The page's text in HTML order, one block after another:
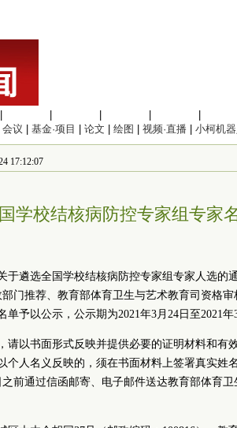
会议 基金·项目 论文 绘图 视频·直播 小柯机器
17:12:07
学校结核病防控专家组专家
于遴选全国学校结核病防控专家组专家人选的
门推荐、教育部体育卫生与艺术教育司资格
予以公示，公示期为2021年3月24日至2021年3
请以书面形式反映并提供必要的证明材料和有
个人名义反映的，须在书面材料上签署真实姓
之前通过信函邮寄、电子邮件送达教育部体育